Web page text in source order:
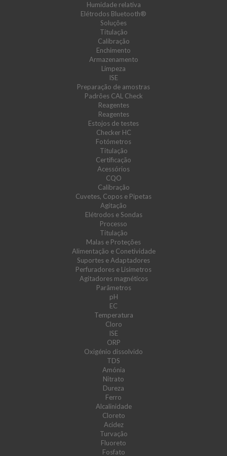
Humidade relativa
Elétrodos Bluetooth®
Soluções
Titulação
Calibração
Enchimento
Armazenamento
Limpeza
ISE
Preparação de amostras
Padrões CAL Check
Reagentes
Reagentes
Estojos de testes
Checker HC
Fotómetros
Titulação
Certificação
Acessórios
CQO
Calibração
Cuvetes, Copos e Pipetas
Agitação
Elétrodos e Sondas
Processo
Titulação
Malas e Proteções
Alimentação e Conetividade
Suportes e Adaptadores
Perfuradores e Lisímetros
Agitadores magnéticos
Parâmetros
pH
EC
Temperatura
Cloro
ISE
ORP
Oxigénio dissolvido
TDS
Amónia
Nitrato
Dureza
Ferro
Alcalinidade
Cloreto
Acidez
Turvação
Fluoreto
Fosfato